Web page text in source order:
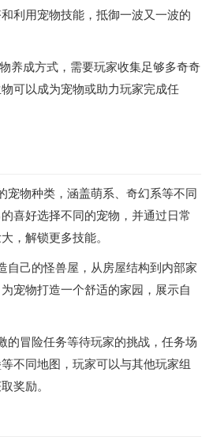
利用宠物技能，抵御一波又一波的
养成方式，需要玩家收集足够多奇奇
可以成为宠物或助力玩家完成任
宠物种类，涵盖萌系、奇幻系等不同
喜好选择不同的宠物，并通过日常
，解锁更多技能。
自己的怪兽屋，从房屋结构到内部家
宠物打造一个舒适的家园，展示自
的冒险任务等待玩家的挑战，任务场
不同地图，玩家可以与其他玩家组
奖励。